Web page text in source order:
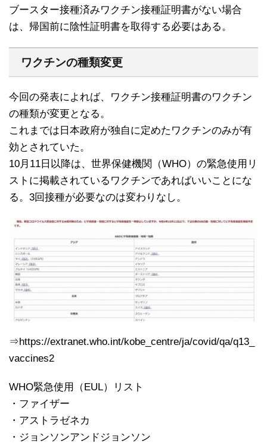
ブースター接種済みワクチン接種証明書がない場合
は、帰国前に陰性証明書を取得する必要はある。
ワクチンの種類変更
今回の発表によれば、ワクチン接種証明書のワクチン
の種類が変更となる。
これまでは日本政府が独自に定めたワクチンのみが有
効とされていた。
10月11日以降は、世界保健機関（WHO）の緊急使用リ
ストに掲載されているワクチンであればいいことにな
る。3回接種が必要なのは変わりなし。
⇒https://extranet.who.int/kobe_centre/ja/covid/qa/q13_
vaccines2
WHO緊急使用（EUL）リスト
・ファイザー
・アストラゼネカ
・ジョンソンアンドジョンソン